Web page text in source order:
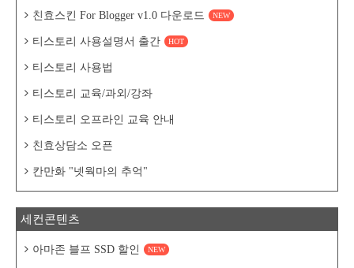
친효스킨 For Blogger v1.0 다운로드 NEW
티스토리 사용설명서 출간 HOT
티스토리 사용법
티스토리 교육/과외/강좌
티스토리 오프라인 교육 안내
친효상담소 오픈
칸만화 "넷웍마의 추억"
세컨콘텐츠
아마존 블프 SSD 할인 NEW